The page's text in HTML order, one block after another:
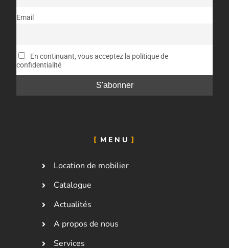
Email
En continuant, vous acceptez la politique de
confidentialité
MENU
Location de mobilier
Catalogue
Actualités
A propos de nous
Services